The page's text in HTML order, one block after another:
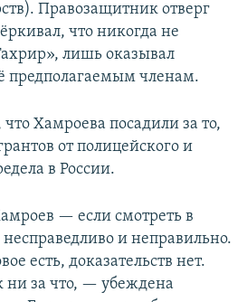
Правозащитник отверг
что никогда не
лишь оказывал
предполагаемым членам.
Хамроева посадили за то,
от полицейского и
в России.
— если смотреть в
и неправильно.
есть, доказательств нет.
ни за что, — убеждена